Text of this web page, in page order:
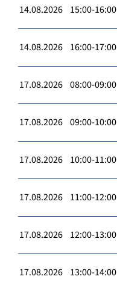
14.08.2026 15:00-16:00
14.08.2026 16:00-17:00
17.08.2026 08:00-09:00
17.08.2026 09:00-10:00
17.08.2026 10:00-11:00
17.08.2026 11:00-12:00
17.08.2026 12:00-13:00
17.08.2026 13:00-14:00